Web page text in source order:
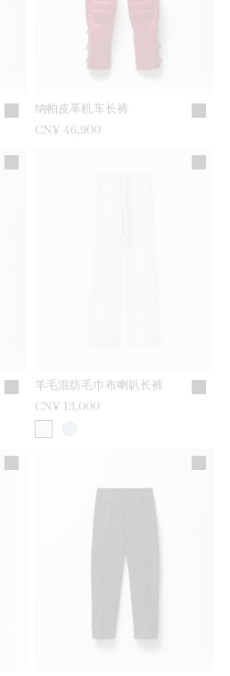
纳帕皮革机车长裤
CN¥ 46,900
羊毛混纺毛巾布喇叭长裤
CN¥ 13,000